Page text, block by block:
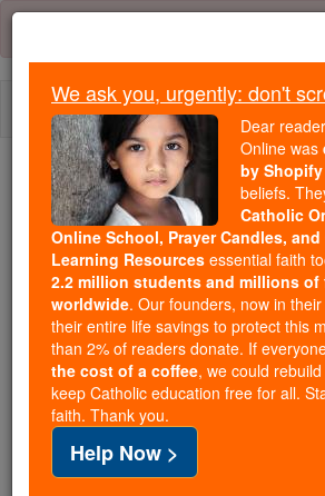
Skip
content
Because of You, 2.2
Students Are Being
Faith
Because of generous
Catholic Online School has
free, faithful Catholic education
million students across 193
of noise and algorithms, you are
souls with truth, prayer,
If everyone who reads this gave
We ask you, urgently: don't
Dear
Online was
by Shopify
beliefs.
Catholic
Online School, Prayer Candles,
Learning Resources essential faith
2.2 million students and millions of
worldwide. Our founders, now in
their entire life savings to protect this
than 2% of readers donate. If
the cost of a coffee, we could
keep Catholic education free for all.
faith. Thank you.
Help Now >